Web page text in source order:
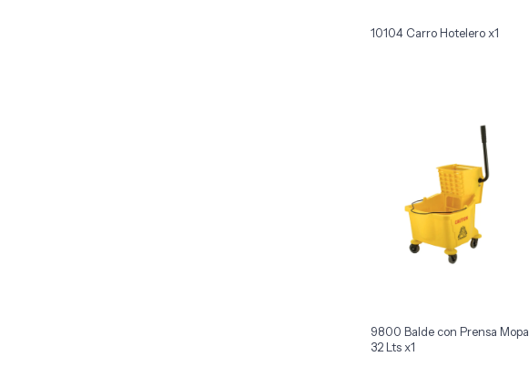
10104 Carro Hotelero x1
9800 Balde con Prensa Mopa
32 Lts x1